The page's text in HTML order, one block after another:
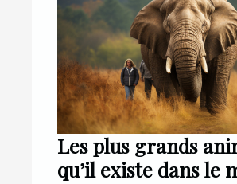
Les plus grands
qu’il existe dans le